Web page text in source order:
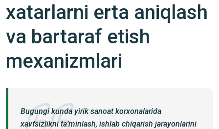
xatarlarni erta aniqlash
va bartaraf etish
mexanizmlari
Bugungi kunda yirik sanoat korxonalarida
xavfsizlikni ta’minlash, ishlab chiqarish jarayonlarini